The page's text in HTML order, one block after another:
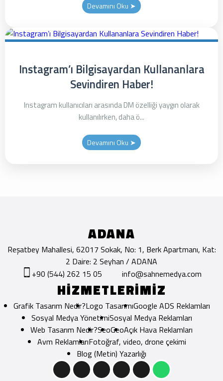
Devamını Oku ➤
Instagram’ı Bilgisayardan Kullananlara
Sevindiren Haber!
Instagram kullanıcıları arasında DM özelliği yaygın olarak
kullanılırken, daha ö...
Devamını Oku ➤
ADANA
Reşatbey Mahallesi, 62017 Sokak, No: 1, Berk Apartmanı, Kat:
2 Daire: 2 Seyhan / ADANA
+90 (544) 262 15 05
info@sahnemedya.com
HİZMETLERİMİZ
Grafik Tasarım Nedir?Logo TasarımıGoogle ADS Reklamları
Sosyal Medya YönetimiSosyal Medya Reklamları
Web Tasarım Nedir?SeoGeoAçık Hava Reklamları
Avm ReklamlarıFotoğraf, video, drone çekimi
Blog (Metin) Yazarlığı